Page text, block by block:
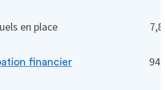
en place
financier